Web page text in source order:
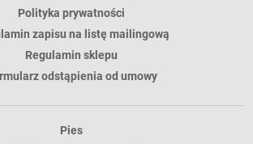
Polityka prywatności
zapisu na listę mailingową
Regulamin sklepu
odstąpienia od umowy
Pies